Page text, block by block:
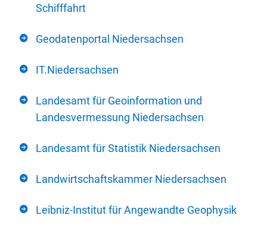
Schifffahrt
Geodatenportal Niedersachsen
IT.Niedersachsen
Landesamt für Geoinformation und
Landesvermessung Niedersachsen
Landesamt für Statistik Niedersachsen
Landwirtschaftskammer Niedersachsen
Leibniz-Institut für Angewandte Geophysik